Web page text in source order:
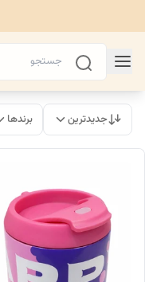
جدیدترین برندها